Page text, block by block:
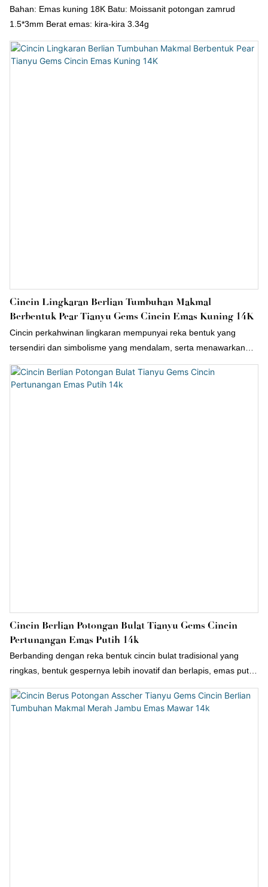
Bahan: Emas kuning 18K Batu: Moissanit potongan zamrud
1.5*3mm Berat emas: kira-kira 3.34g
Cincin Lingkaran Berlian Tumbuhan Makmal
Berbentuk Pear Tianyu Gems Cincin Emas Kuning 14K
Cincin perkahwinan lingkaran mempunyai reka bentuk yang
tersendiri dan simbolisme yang mendalam, serta menawarkan
alternatif yang cantik dan tidak konvensional kepada cincin
tradisional.
Cincin Berlian Potongan Bulat Tianyu Gems Cincin
Pertunangan Emas Putih 14k
Berbanding dengan reka bentuk cincin bulat tradisional yang
ringkas, bentuk gespernya lebih inovatif dan berlapis, emas putih
mempunyai kilauan dan ketahanan, dan pada masa yang sama,
ia juga boleh mencetuskan kilauan berlian makmal yang ditanam;